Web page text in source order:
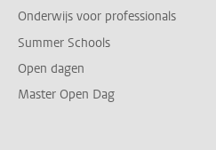
Onderwijs voor professionals
Summer Schools
Open dagen
Master Open Dag